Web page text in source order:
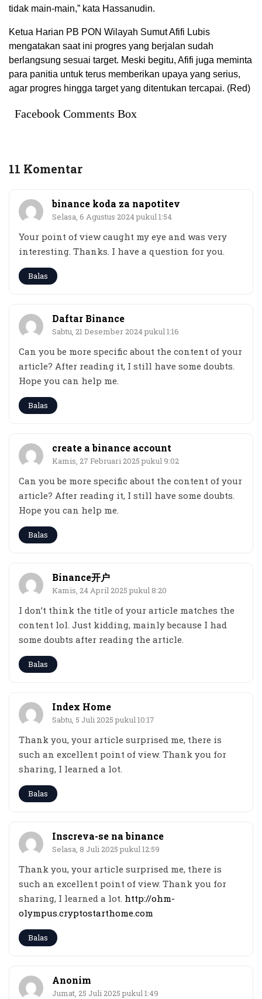
tidak main-main,” kata Hassanudin.
Ketua Harian PB PON Wilayah Sumut Afifi Lubis
mengatakan saat ini progres yang berjalan sudah
berlangsung sesuai target. Meski begitu, Afifi juga meminta
para panitia untuk terus memberikan upaya yang serius,
agar progres hingga target yang ditentukan tercapai. (Red)
Facebook Comments Box
11 Komentar
binance koda za napotitev
Selasa, 6 Agustus 2024 pukul 1:54
Your point of view caught my eye and was very
interesting. Thanks. I have a question for you.
Balas
Daftar Binance
Sabtu, 21 Desember 2024 pukul 1:16
Can you be more specific about the content of your
article? After reading it, I still have some doubts.
Hope you can help me.
Balas
create a binance account
Kamis, 27 Februari 2025 pukul 9:02
Can you be more specific about the content of your
article? After reading it, I still have some doubts.
Hope you can help me.
Balas
Binance开户
Kamis, 24 April 2025 pukul 8:20
I don’t think the title of your article matches the
content lol. Just kidding, mainly because I had
some doubts after reading the article.
Balas
Index Home
Sabtu, 5 Juli 2025 pukul 10:17
Thank you, your article surprised me, there is
such an excellent point of view. Thank you for
sharing, I learned a lot.
Balas
Inscreva-se na binance
Selasa, 8 Juli 2025 pukul 12:59
Thank you, your article surprised me, there is
such an excellent point of view. Thank you for
sharing, I learned a lot. http://ohm-
olympus.cryptostarthome.com
Balas
Anonim
Jumat, 25 Juli 2025 pukul 1:49